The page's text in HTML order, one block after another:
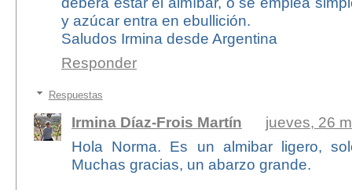
y azúcar entra en ebullición.
Saludos Irmina desde Argentina
Responder
Respuestas
Irmina Díaz-Frois Martín
jueves, 26
Hola Norma. Es un almibar ligero,
Muchas gracias, un abarzo grande.